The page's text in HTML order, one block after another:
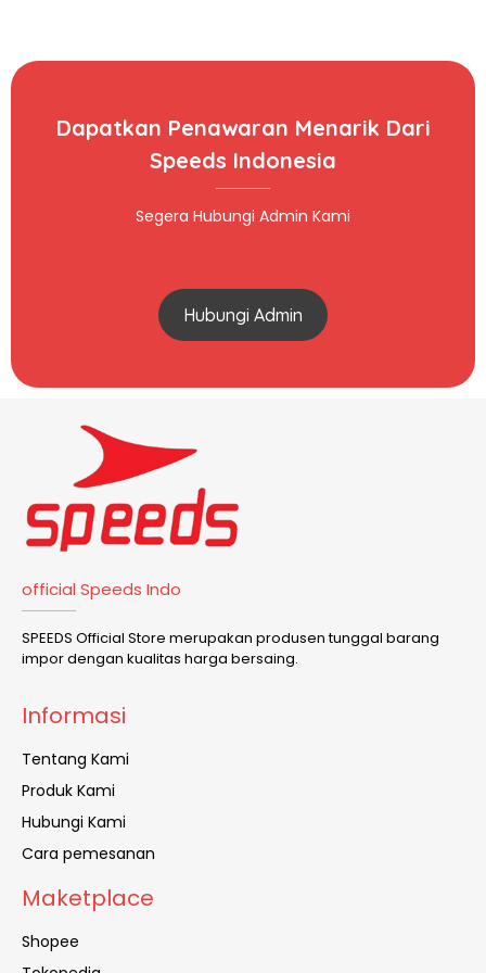
Dapatkan Penawaran Menarik Dari
Speeds Indonesia
Segera Hubungi Admin Kami
Hubungi Admin
official Speeds Indo
SPEEDS Official Store merupakan produsen tunggal barang
impor dengan kualitas harga bersaing.
Informasi
Tentang Kami
Produk Kami
Hubungi Kami
Cara pemesanan
Maketplace
Shopee